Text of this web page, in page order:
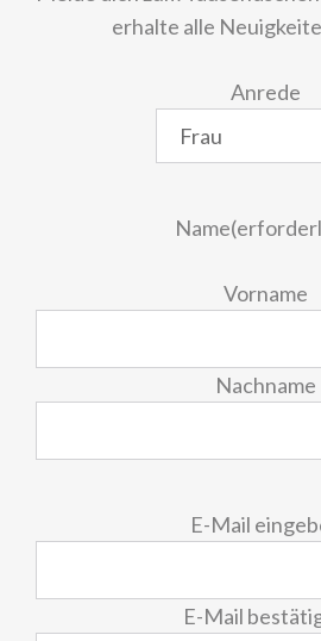
erhalte alle
Anrede
Name
Vorname
Nachname
E-Mail
E-Mail